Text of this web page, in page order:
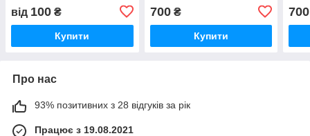
від 100 ₴
Купити
гальмівного поршня
заднього моста
700₴
Купити
700
Про нас
93% позитивних з 28 відгуків за рік
Працює з 19.08.2021